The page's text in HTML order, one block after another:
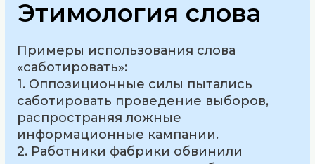
Этимология слова
Примеры использования слова
«саботировать»:
1. Оппозиционные силы пытались
саботировать проведение выборов,
распространяя ложные
информационные кампании.
2. Работники фабрики обвинили